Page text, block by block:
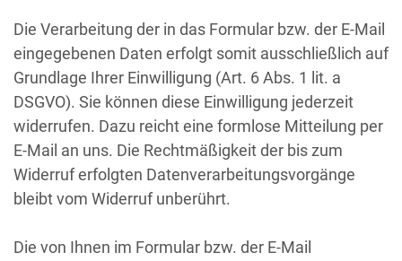
Die Verarbeitung der in das Formular bzw. der E-Mail
eingegebenen Daten erfolgt somit ausschließlich auf
Grundlage Ihrer Einwilligung (Art. 6 Abs. 1 lit. a
DSGVO). Sie können diese Einwilligung jederzeit
widerrufen. Dazu reicht eine formlose Mitteilung per
E-Mail an uns. Die Rechtmäßigkeit der bis zum
Widerruf erfolgten Datenverarbeitungsvorgänge
bleibt vom Widerruf unberührt.
Die von Ihnen im Formular bzw. der E-Mail